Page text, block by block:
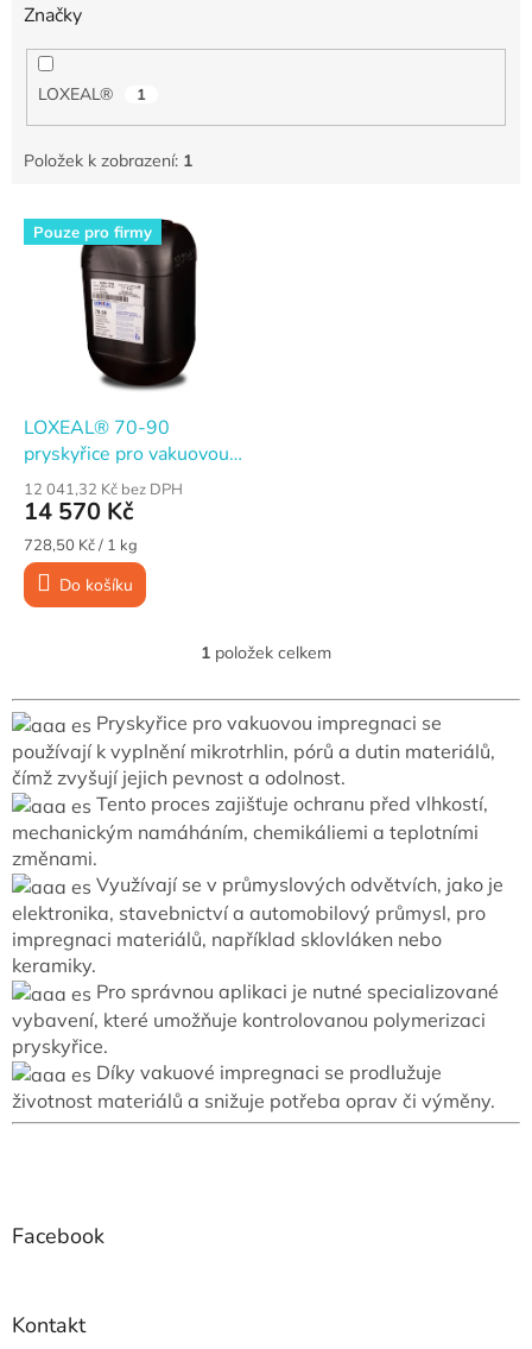
Značky
LOXEAL® 1
Položek k zobrazení: 1
V Pouze pro firmy
LOXEAL® 70-90
pryskyřice pro vakuovou
impregnaci, 20 kg + ATT
12 041,32 Kč bez DPH
14 570 Kč
Měrná
cena:
728,50 Kč / 1 kg
Do košíku
O
l
á
d
a
c
í
p
v
k
y
v
p
i
u
1 položek celkem
Pryskyřice pro vakuovou impregnaci se
používají k vyplnění mikrotrhlin, pórů a dutin materiálů,
čímž zvyšují jejich pevnost a odolnost.
Tento proces zajišťuje ochranu před vlhkostí,
mechanickým namáháním, chemikáliemi a teplotními
změnami.
Využívají se v průmyslových odvětvích, jako je
elektronika, stavebnictví a automobilový průmysl, pro
impregnaci materiálů, například sklovláken nebo
keramiky.
Pro správnou aplikaci je nutné specializované
vybavení, které umožňuje kontrolovanou polymerizaci
pryskyřice.
Díky vakuové impregnaci se prodlužuje
životnost materiálů a snižuje potřeba oprav či výměny.
Facebook
Kontakt